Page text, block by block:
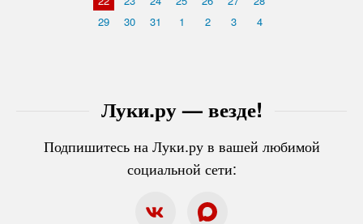
Луки.ру — везде!
Подпишитесь на Луки.ру в вашей любимой
социальной сети:
29
30 31 1 2 3 4